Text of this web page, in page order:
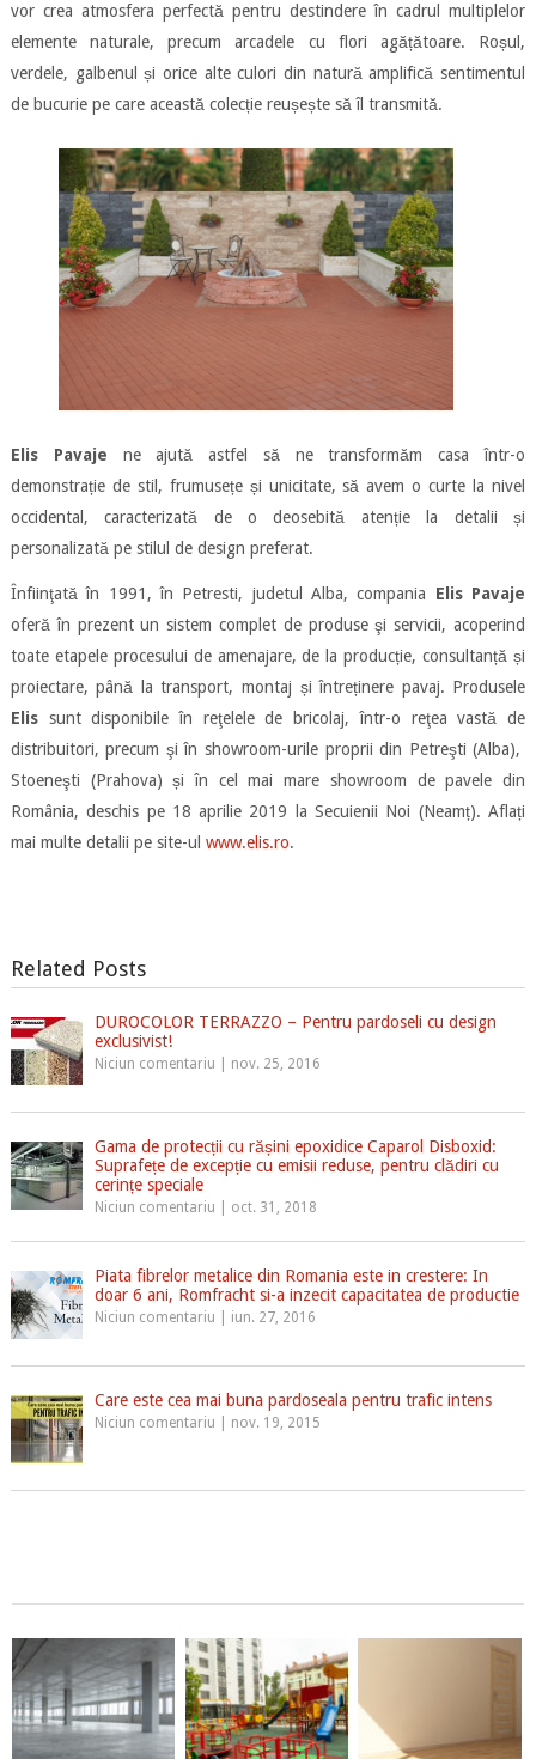
vor crea atmosfera perfectă pentru destindere în cadrul multiplelor
elemente naturale, precum arcadele cu flori agățătoare. Roșul,
verdele, galbenul și orice alte culori din natură amplifică sentimentul
de bucurie pe care această colecție reușește să îl transmită.
Elis Pavaje ne ajută astfel să ne transformăm casa într-o
demonstrație de stil, frumusețe și unicitate, să avem o curte la nivel
occidental, caracterizată de o deosebită atenție la detalii și
personalizată pe stilul de design preferat.
Înfiinţată în 1991, în Petresti, judetul Alba, compania Elis Pavaje
oferă în prezent un sistem complet de produse şi servicii, acoperind
toate etapele procesului de amenajare, de la producție, consultanță și
proiectare, până la transport, montaj și întreținere pavaj. Produsele
Elissunt disponibile în reţelele de bricolaj, într-o reţea vastă de
distribuitori, precum şi în showroom-urile proprii din Petreşti (Alba),
Stoeneşti (Prahova) și în cel mai mare showroom de pavele din
România, deschis pe 18 aprilie 2019 la Secuienii Noi (Neamț). Aflați
mai multe detalii pe site-ul www.elis.ro.
Related Posts
DUROCOLOR TERRAZZO – Pentru pardoseli cu design
exclusivist!
Niciun comentariu nov. 25, 2016
Gama de protecții cu rășini epoxidice Caparol Disboxid:
Suprafețe de excepție cu emisii reduse, pentru clădiri cu
cerințe speciale
Niciun comentariu oct. 31, 2018
Piata fibrelor metalice din Romania este in crestere: In
doar 6 ani, Romfracht si-a inzecit capacitatea de productie
Niciun comentariu iun. 27, 2016
Care este cea mai buna pardoseala pentru trafic intens
Niciun comentariu nov. 19, 2015